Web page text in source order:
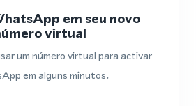
em seu novo
virtual
um número virtual para activar
em alguns minutos.